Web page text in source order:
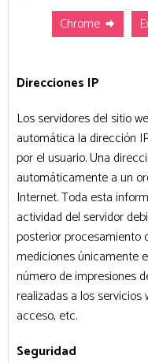
Chrome
Direcciones IP
Los servidores del sitio
automática la dirección
por el usuario. Una
automáticamente a un
Internet. Toda esta
actividad del servidor
posterior procesamiento
mediciones únicamente
número de impresiones
realizadas a los
acceso, etc.
Seguridad